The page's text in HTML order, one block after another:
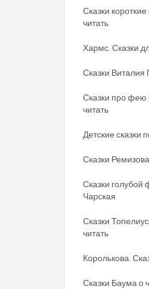
Сказки
читать
Хармс. Сказки
Сказки Виталия
Сказки про фею
читать
Детские сказки
Сказки
Сказки голубой
Чарская
Сказки
читать
Королькова.
Сказки Баума о